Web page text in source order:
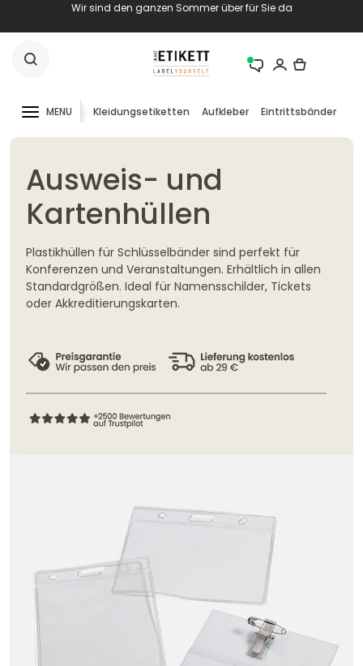
Wir sind den ganzen Sommer über für Sie da
MENU Kleidungsetiketten Aufkleber Eintrittsbänder
Ausweis- und
Kartenhüllen
Plastikhüllen für Schlüsselbänder sind perfekt für
Konferenzen und Veranstaltungen. Erhältlich in allen
Standardgrößen. Ideal für Namensschilder, Tickets
oder Akkreditierungskarten.